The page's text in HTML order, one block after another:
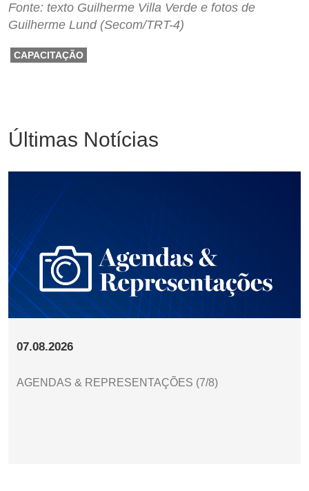
Fonte: texto Guilherme Villa Verde e fotos de
Guilherme Lund (Secom/TRT-4)
CAPACITAÇÃO
Últimas Notícias
07.08.2026
AGENDAS & REPRESENTAÇÕES (7/8)